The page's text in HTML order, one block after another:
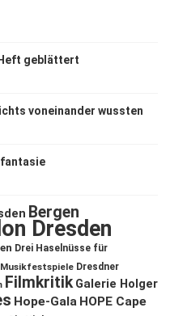
geblättert
voneinander wussten
Bergen
Dresden
Drei Haselnüsse für
Dresdner
Filmkritik Galerie Holger
Hope-Gala HOPE Cape